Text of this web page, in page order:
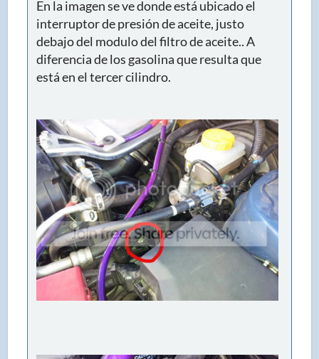
En la imagen se ve donde está ubicado el
interruptor de presión de aceite, justo
debajo del modulo del filtro de aceite.. A
diferencia de los gasolina que resulta que
está en el tercer cilindro.